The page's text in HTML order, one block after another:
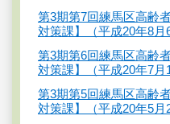
第3期第7回練馬区高齢
対策課】（平成20年8月6
第3期第6回練馬区高齢
対策課】（平成20年7月
第3期第5回練馬区高齢
対策課】（平成20年5月